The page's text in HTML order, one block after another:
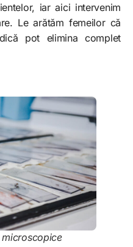
iar aici intervenim
Le arătăm femeilor că
pot elimina complet